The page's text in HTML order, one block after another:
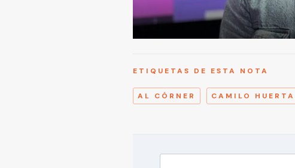
ETIQUETAS DE ESTA NOTA
AL CÓRNER CAMILO HUERTA